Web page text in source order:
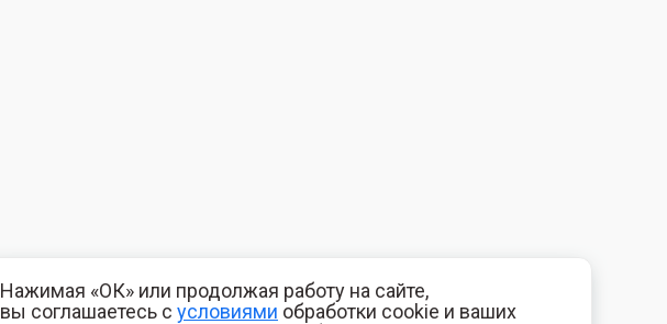
Нажимая «ОК» или продолжая работу на сайте,
вы соглашаетесь с условиями обработки cookie и ваших